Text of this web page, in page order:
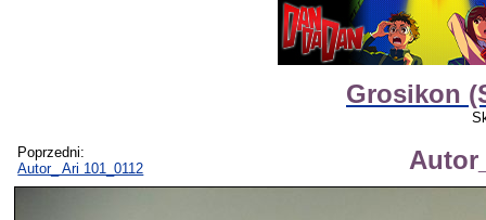
Grosikon
Poprzedni:
Autor_ Ari 101_0112